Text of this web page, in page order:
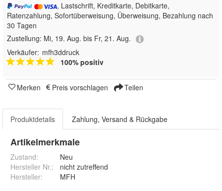
, Lastschrift, Kreditkarte, Debitkarte,
Ratenzahlung, Sofortüberweisung, Überweisung, Bezahlung nach
30 Tagen
Zustellung: Mi, 19. Aug. bis Fr, 21. Aug.
Verkäufer: mfh3ddruck
100% positiv
Merken Preis vorschlagen Teilen
Produktdetails Zahlung, Versand & Rückgabe
Artikelmerkmale
Zustand:
Neu
Hersteller Nr.:
nicht zutreffend
Hersteller: MFH